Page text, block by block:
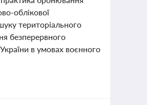
облікової
територіального
безперервного
в умовах воєнного